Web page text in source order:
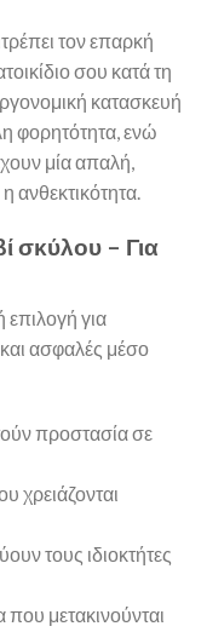
τον επαρκή
σου κατά τη
κατασκευή
φορητότητα, ενώ
μία απαλή,
ανθεκτικότητα.
σκύλου – Για
επιλογή για
ασφαλές μέσο
προστασία σε
χρειάζονται
τους ιδιοκτήτες
μετακινούνται